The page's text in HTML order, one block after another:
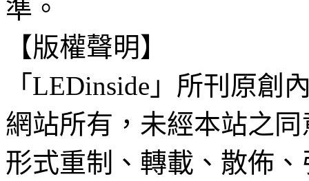
準。
【版權聲明】
「LEDinside」所刊原創
網站所有，未經本站之
形式重制、轉載、散佈